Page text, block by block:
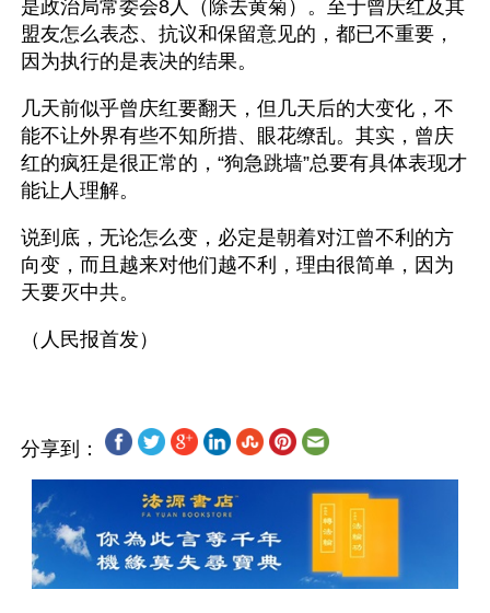
是政治局常委会8人（除去黄菊）。至于曾庆红及其
盟友怎么表态、抗议和保留意见的，都已不重要，
因为执行的是表决的结果。
几天前似乎曾庆红要翻天，但几天后的大变化，不
能不让外界有些不知所措、眼花缭乱。其实，曾庆
红的疯狂是很正常的，“狗急跳墙”总要有具体表现才
能让人理解。
说到底，无论怎么变，必定是朝着对江曾不利的方
向变，而且越来对他们越不利，理由很简单，因为
天要灭中共。
分享到：